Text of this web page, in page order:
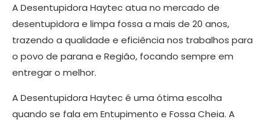
A Desentupidora Haytec atua no mercado de
desentupidora e limpa fossa a mais de 20 anos,
trazendo a qualidade e eficiência nos trabalhos para
o povo de parana e Região, focando sempre em
entregar o melhor.
A Desentupidora Haytec é uma ótima escolha
quando se fala em Entupimento e Fossa Cheia. A